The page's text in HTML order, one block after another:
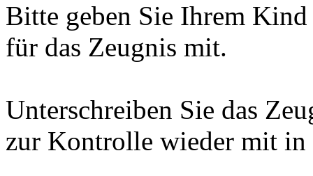
Bitte geben Sie Ihrem
für das Zeugnis mit.
Unterschreiben Sie das
zur Kontrolle wieder mit in